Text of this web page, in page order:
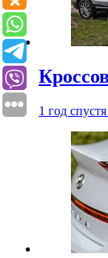
1 год спустя